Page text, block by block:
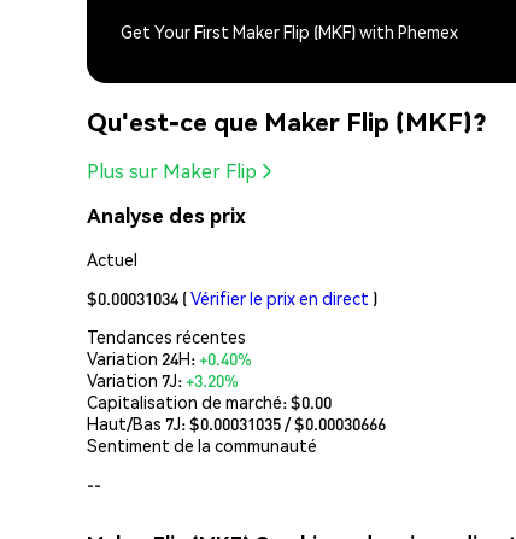
Get Your First Maker Flip (MKF) with Phemex
Qu'est-ce que Maker Flip (MKF)?
Plus sur Maker Flip
Analyse des prix
Actuel
$0.00031034 (Vérifier le prix en direct )
Tendances récentes
Variation 24H:+0.40%
Variation 7J:+3.20%
Capitalisation de marché:$0.00
Haut/Bas 7J: $0.00031035/ $0.00030666
Sentiment de la communauté
--